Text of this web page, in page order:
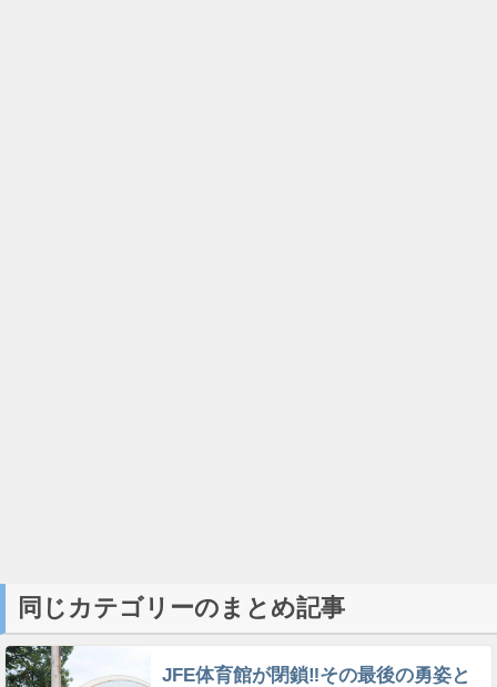
同じカテゴリーのまとめ記事
JFE体育館が閉鎖‼︎その最後の勇姿と